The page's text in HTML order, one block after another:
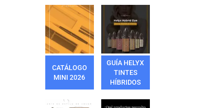
CATÁLOGO
MINI 2026
GUÍA HELYX
TINTES
HÍBRIDOS